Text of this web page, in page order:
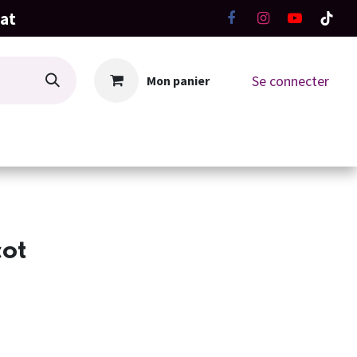
Mon panier Se connecter